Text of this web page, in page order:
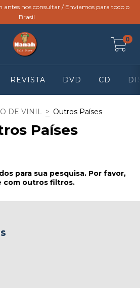
antes nos consultar / Enviamos para todo o
Brasil
0
REVISTA DVD CD
DE VINIL > Outros Países
Países
para sua pesquisa. Por favor,
com outros filtros.